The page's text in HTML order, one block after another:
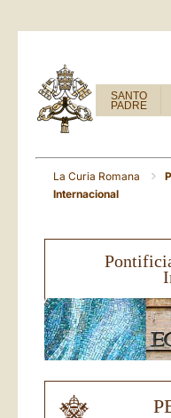
SANTO
PADRE
La Curia Romana
Internacional